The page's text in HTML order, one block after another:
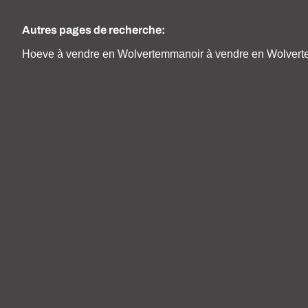
Autres pages de recherche:
Hoeve à vendre en Wolvertemmanoir à vendre en